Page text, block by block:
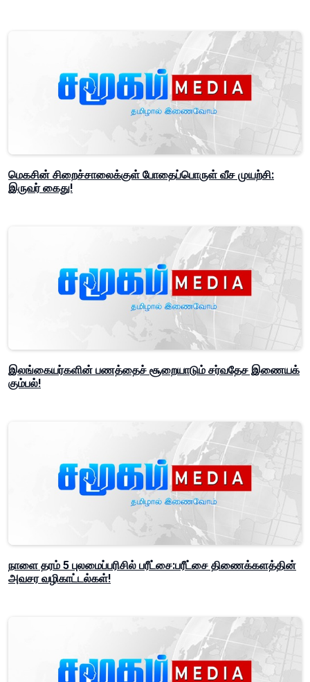
மெகசின் சிறைச்சாலைக்குள் போதைப்பொருள் வீச முயற்சி:
இருவர் கைது!
இலங்கையர்களின் பணத்தைச் சூறையாடும் சர்வதேச இணையக்
கும்பல்!
நாளை தரம் 5 புலமைப்பரிசில் பரீட்சை:பரீட்சை திணைக்களத்தின்
அவசர வழிகாட்டல்கள்!